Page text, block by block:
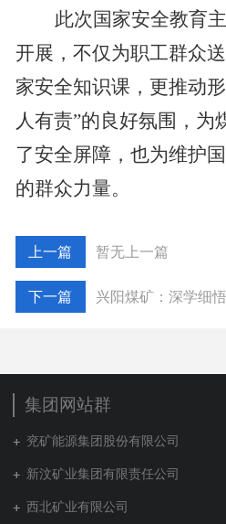
此次国家安全教育
开展，不仅为职工群众
家安全知识课，更推动
人有责”的良好氛围，为
了安全屏障，也为维护
的群众力量。
暂无上一篇
集团网站群
兖矿能源集团股份有限公司
新汶矿业集团有限责任公司
西北矿业有限公司